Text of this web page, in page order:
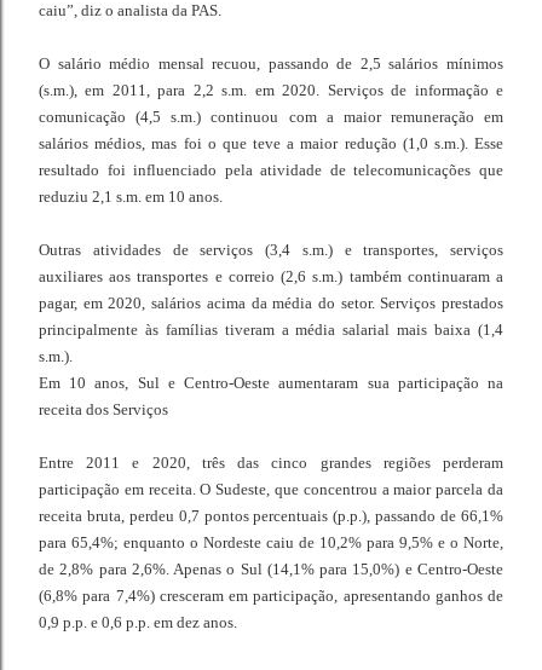
caiu”, diz o analista da PAS.
O salário médio mensal recuou, passando de 2,5 salários mínimos
(s.m.), em 2011, para 2,2 s.m. em 2020. Serviços de informação e
comunicação (4,5 s.m.) continuou com a maior remuneração em
salários médios, mas foi o que teve a maior redução (1,0 s.m.). Esse
resultado foi influenciado pela atividade de telecomunicações que
reduziu 2,1 s.m. em 10 anos.
Outras atividades de serviços (3,4 s.m.) e transportes, serviços
auxiliares aos transportes e correio (2,6 s.m.) também continuaram a
pagar, em 2020, salários acima da média do setor. Serviços prestados
principalmente às famílias tiveram a média salarial mais baixa (1,4
s.m.).
Em 10 anos, Sul e Centro-Oeste aumentaram sua participação na
receita dos Serviços
Entre 2011 e 2020, três das cinco grandes regiões perderam
participação em receita. O Sudeste, que concentrou a maior parcela da
receita bruta, perdeu 0,7 pontos percentuais (p.p.), passando de 66,1%
para 65,4%; enquanto o Nordeste caiu de 10,2% para 9,5% e o Norte,
de 2,8% para 2,6%. Apenas o Sul (14,1% para 15,0%) e Centro-Oeste
(6,8% para 7,4%) cresceram em participação, apresentando ganhos de
0,9 p.p. e 0,6 p.p. em dez anos.